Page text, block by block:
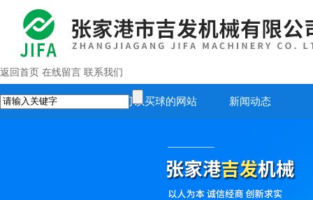
返回首页 在线留言 联系我们
首页 正规可以买球的网站 新闻动态